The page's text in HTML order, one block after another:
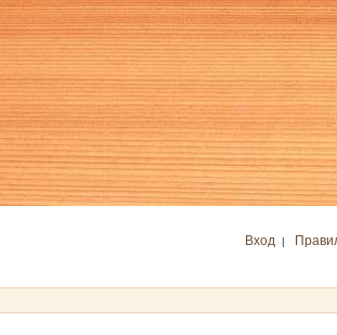
Вход |